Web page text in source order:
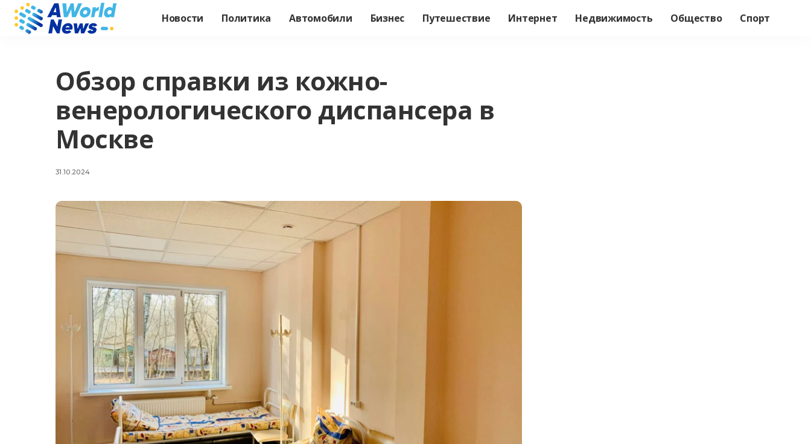
Новости Политика Автомобили Бизнес Путешествие Интернет Недвижимость Общество Спорт
Обзор справки из кожно-
венерологического диспансера в
Москве
31.10.2024